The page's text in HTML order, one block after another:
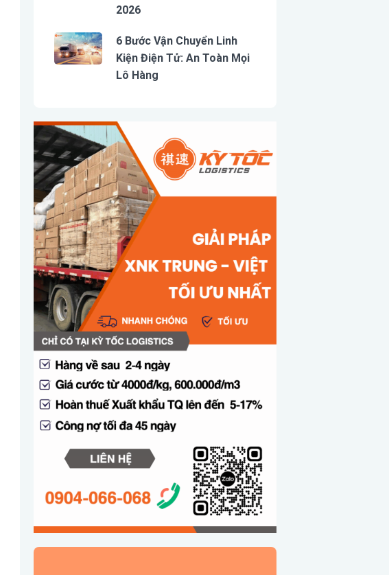
2026
6 Bước Vận Chuyển Linh
Kiện Điện Tử: An Toàn Mọi
Lô Hàng